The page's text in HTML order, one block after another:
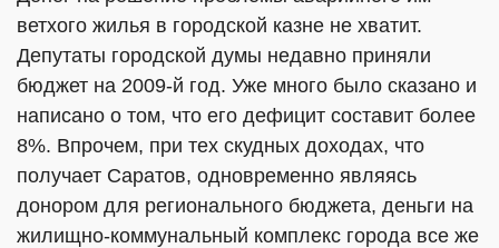
ветхого жилья в городской казне не хватит.
Депутаты городской думы недавно приняли
бюджет на 2009-й год. Уже много было сказано и
написано о том, что его дефицит составит более
8%. Впрочем, при тех скудных доходах, что
получает Саратов, одновременно являясь
донором для регионального бюджета, деньги на
жилищно-коммунальный комплекс города все же